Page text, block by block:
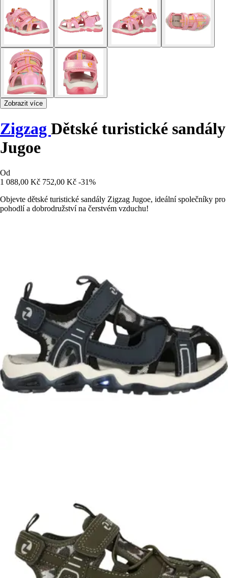
Zobrazit více
Zigzag Dětské turistické sandály
Jugoe
Od
1 088,00 Kč 752,00 Kč -31%
Objevte dětské turistické sandály Zigzag Jugoe, ideální společníky pro
pohodlí a dobrodružství na čerstvém vzduchu!